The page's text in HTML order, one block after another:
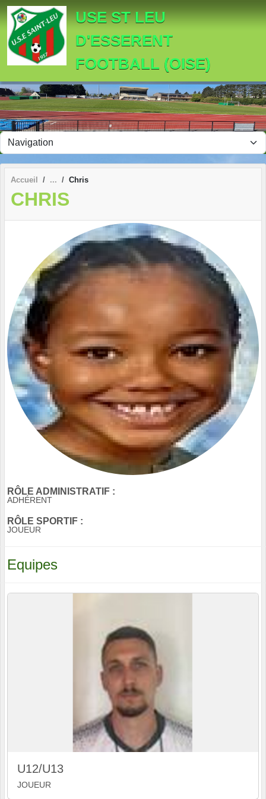
USE ST LEU
D'ESSERENT
FOOTBALL (OISE)
Accueil Chris
CHRIS
RÔLE ADMINISTRATIF :
ADHÉRENT
RÔLE SPORTIF :
JOUEUR
Equipes
U12/U13
JOUEUR
Panneau de gestion des cookies